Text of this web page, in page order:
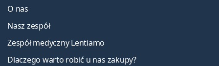
O nas
Nasz zespół
Zespół medyczny Lentiamo
Dlaczego warto robić u nas zakupy?